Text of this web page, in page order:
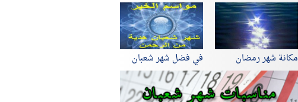
مكانة شهر رمضان في فضل شهر شعبان